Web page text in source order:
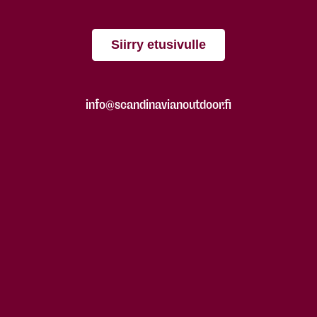
Siirry etusivulle
info@scandinavianoutdoor.fi